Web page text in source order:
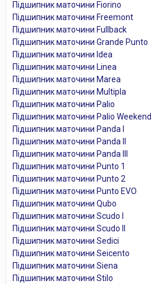
Підшипник маточини Fiorino
Підшипник маточини Freemont
Підшипник маточини Fullback
Підшипник маточини Grande Punto
Підшипник маточини Idea
Підшипник маточини Linea
Підшипник маточини Marea
Підшипник маточини Multipla
Підшипник маточини Palio
Підшипник маточини Palio Weekend
Підшипник маточини Panda I
Підшипник маточини Panda II
Підшипник маточини Panda III
Підшипник маточини Punto 1
Підшипник маточини Punto 2
Підшипник маточини Punto EVO
Підшипник маточини Qubo
Підшипник маточини Scudo I
Підшипник маточини Scudo II
Підшипник маточини Sedici
Підшипник маточини Seicento
Підшипник маточини Siena
Підшипник маточини Stilo